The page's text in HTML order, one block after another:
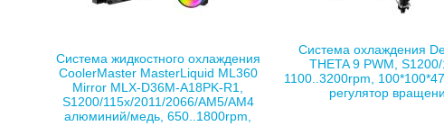
Система жидкостного охлаждения
CoolerMaster MasterLiquid ML360
Mirror MLX-D36M-A18PK-R1,
S1200/115x/2011/2066/AM5/AM4
алюминий/медь, 650..1800rpm,
Система охлаждения
THETA 9 PWM,
1100..3200rpm,
регулятор